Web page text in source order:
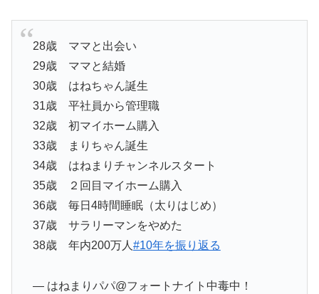
28歳 ママと出会い
29歳 ママと結婚
30歳 はねちゃん誕生
31歳 平社員から管理職
32歳 初マイホーム購入
33歳 まりちゃん誕生
34歳 はねまりチャンネルスタート
35歳 ２回目マイホーム購入
36歳 毎日4時間睡眠（太りはじめ）
37歳 サラリーマンをやめた
38歳 年内200万人 #10年を振り返る
— はねまりパパ@フォートナイト中毒中！